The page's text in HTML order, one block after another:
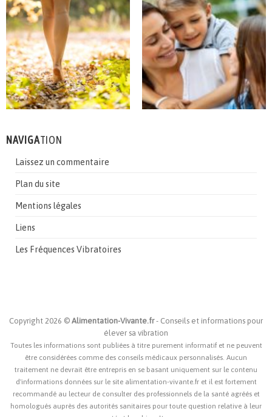
NAVIGATION
Laissez un commentaire
Plan du site
Mentions légales
Liens
Les Fréquences Vibratoires
Copyright 2026 © Alimentation-Vivante.fr- Conseils et informations pour
élever sa vibration
Toutes les informations sont publiées à titre purement informatif et ne peuvent
être considérées comme des conseils médicaux personnalisés. Aucun
traitement ne devrait être entrepris en se basant uniquement sur le contenu
d'informations données sur le site alimentation-vivante.fr et il est fortement
recommandé au lecteur de consulter des professionnels de la santé agréés et
homologués auprès des autorités sanitaires pour toute question relative à leur